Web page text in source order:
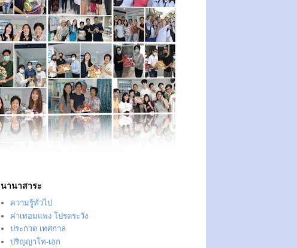
นานาสาระ
ความรู้ทั่วไป
ค่าเทอมแพง โปรดระวัง
ประกวด เทศกาล
ปริญญาโท-เอก